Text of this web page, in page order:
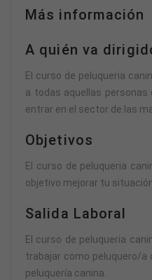
Más información
A quién va
El curso de peluqueria
a todas aquellas personas
entrar en el sector de las
Objetivos
El curso de peluqueria
objetivo mejorar tu
Salida Laboral
El curso de peluqueria
trabajar como peluquero/
peluquería canina.